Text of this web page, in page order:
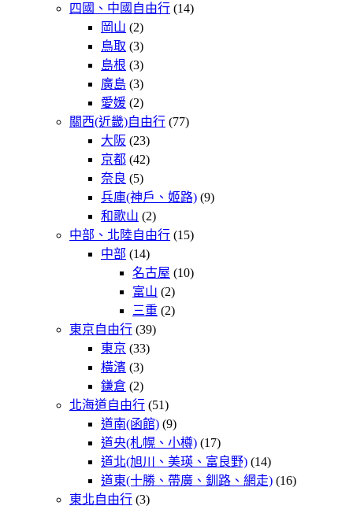
四國、中國自由行 (14)
岡山 (2)
鳥取 (3)
島根 (3)
廣島 (3)
愛媛 (2)
關西(近畿)自由行 (77)
大阪 (23)
京都 (42)
奈良 (5)
兵庫(神戶、姬路) (9)
和歌山 (2)
中部、北陸自由行 (15)
中部 (14)
名古屋 (10)
富山 (2)
三重 (2)
東京自由行 (39)
東京 (33)
橫濱 (3)
鎌倉 (2)
北海道自由行 (51)
道南(函館) (9)
道央(札幌、小樽) (17)
道北(旭川、美瑛、富良野) (14)
道東(十勝、帶廣、釧路、網走) (16)
東北自由行 (3)